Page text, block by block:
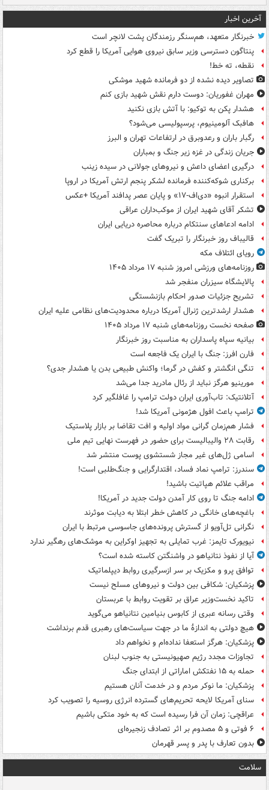
آخرین اخبار
خبرنگار متعهد، هم‌سنگر رزمندگان پشت لانچر است
پنتاگون دسترسی وزیر سابق نیروی هوایی آمریکا را قطع کرد
نقطه، ته خط!
تصاویر دیده‌ نشده از دو فرمانده شهید موشکی
مهران غفوریان: دوست دارم نقش شهید بازی کنم
هشدار پکن به توکیو: با آتش بازی نکنید
هافبک آلومینیوم، پرسپولیسی می‌شود؟
رگبار باران و رعدوبرق در ارتفاعات تهران و البرز
جریان زندگی در غزه زیر جنگ و بمباران
درگیری اعضای داعش و نیروهای جولانی در سیده زینب
برکناری شوکه‌کننده فرمانده لشکر پنجم ارتش آمریکا در اروپا
استقرار انبوه «دی‌اف‑۱۷» و پایان عصر پدافند آمریکا +عکس
تشکر آقای شهید ایران از موکب‌داران عراقی
ادامه ادعاهای سنتکام درباره محاصره دریایی ایران
قالیباف روز خبرنگار را تبریک گفت
رویای ائتلاف مکه
روزنامه‌های ورزشی امروز ‌شنبه ۱۷ مرداد ۱۴۰۵
پالایشگاه سیزران منفجر شد
تشریح جزئیات صدور احکام بازنشستگی
هشدار ارشدترین ژنرال آمریکا درباره محدودیت‌های نظامی علیه ایران
صفحه نخست روزنامه‌های شنبه ۱۷ مرداد ۱۴۰۵
بیانیه سپاه پاسداران به مناسبت روز خبرنگار
فارن افرز: جنگ با ایران یک فاجعه است
تنگی انگشتر و کفش در گرما؛ واکنش طبیعی بدن یا هشدار جدی؟
مورینیو هرگز نباید از رئال مادرید جدا می‌شد
آتلانتیک: تاب‌آوری ایران دولت ترامپ را غافلگیر کرد
ترامپ باعث افول هژمونی آمریکا شد!
فشار هم‌زمان گرانی مواد اولیه و افت تقاضا بر بازار پلاستیک
رقابت ۲۸ والیبالیست برای حضور در فهرست نهایی تیم ملی
اسامی ژل‌های غیر مجاز شستشوی پوست منتشر شد
سندرز: ترامپ نماد فساد، اقتدارگرایی و جنگ‌طلبی است!
مراقب علائم هپاتیت باشید!
ادامه جنگ تا روی کار آمدن دولت جدید در آمریکا!
باغچه‌های خانگی در کاهش خطر ابتلا به دیابت موثرند
نگرانی تل‌آویو از گسترش پرونده‌های جاسوسی مرتبط با ایران
نیویورک تایمز: غرب تمایلی به تجهیز اوکراین به موشک‌های رهگیر ندارد
آیا از نفوذ نتانیاهو در واشنگتن کاسته شده است؟
توافق پرو و مکزیک بر سر ازسرگیری روابط دیپلماتیک
پزشکیان: شکافی بین دولت و نیروهای مسلح نیست
تاکید نخست‌وزیر عراق بر تقویت روابط با عربستان
وقتی رسانه عبری از کابوس بنیامین نتانیاهو می‌گوید
هیچ دولتی به اندازۀ ما در جهت سیاست‌های رهبری قدم برنداشت
پزشکیان: هرگز استعفا نداده‌ام و نخواهم داد
تجاوزات مجدد رژیم صهیونیستی به جنوب لبنان
حمله به ۱۵ نفتکش‌ اماراتی از ابتدای جنگ
پزشکیان: ما نوکر مردم و در خدمت آنان هستیم
سنای آمریکا لایحه تحریم‌های گسترده انرژی روسیه را تصویب کرد
عراقچی: زمان آن فرا رسیده است که به خود متکی باشیم
۶ فوتی و ۵ مصدوم بر اثر تصادف زنجیره‌ای
بدون تعارف با پدر و پسر قهرمان
سلامت